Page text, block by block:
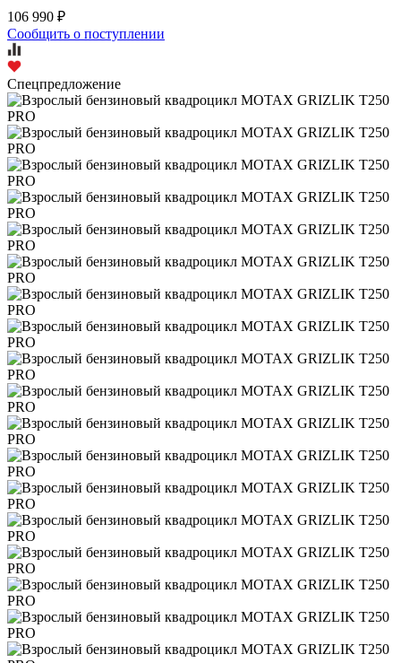
106 990 ₽
Сообщить о поступлении
Спецпредложение